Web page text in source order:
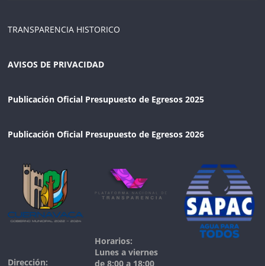
TRANSPARENCIA HISTORICO
AVISOS DE PRIVACIDAD
Publicación Oficial Presupuesto de Egresos 2025
Publicación Oficial Presupuesto de Egresos 2026
Dirección:
Horarios:
Lunes a viernes
de 8:00 a 18:00